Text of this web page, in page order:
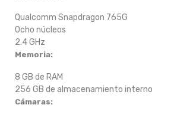
Qualcomm Snapdragon 765G
Ocho núcleos
2.4 GHz
Memoria:
8 GB de RAM
256 GB de almacenamiento interno
Cámaras: